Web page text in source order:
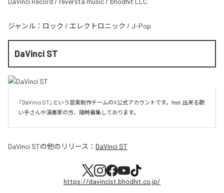
ジャンル： ロック / エレクトロニック / J-Pop
DaVinci ST
『DaVinci ST』という音楽制作チームのX公式アカウントです。feat.出来る歌
い手さんや演奏家の方、随時募集しております。
DaVinci STの他のリリース： DaVinci ST
https://davincist.bhodhit.co.jp/